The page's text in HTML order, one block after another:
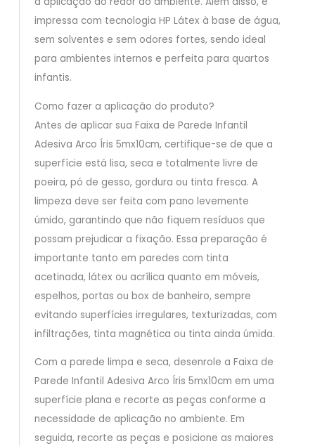
impressa com tecnologia HP Látex à base de água,
sem solventes e sem odores fortes, sendo ideal
para ambientes internos e perfeita para quartos
infantis.
Como fazer a aplicação do produto?
Antes de aplicar sua Faixa de Parede Infantil
Adesiva Arco Íris 5mx10cm, certifique-se de que a
superfície está lisa, seca e totalmente livre de
poeira, pó de gesso, gordura ou tinta fresca. A
limpeza deve ser feita com pano levemente
úmido, garantindo que não fiquem resíduos que
possam prejudicar a fixação. Essa preparação é
importante tanto em paredes com tinta
acetinada, látex ou acrílica quanto em móveis,
espelhos, portas ou box de banheiro, sempre
evitando superfícies irregulares, texturizadas, com
infiltrações, tinta magnética ou tinta ainda úmida.
Com a parede limpa e seca, desenrole a Faixa de
Parede Infantil Adesiva Arco Íris 5mx10cm em uma
superfície plana e recorte as peças conforme a
necessidade de aplicação no ambiente. Em
seguida, recorte as peças e posicione as maiores